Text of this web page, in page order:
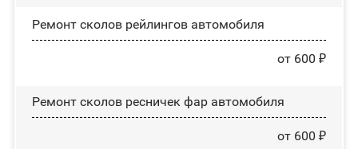
Ремонт сколов рейлингов автомобиля
от 600 ₽
Ремонт сколов ресничек фар автомобиля
от 600 ₽